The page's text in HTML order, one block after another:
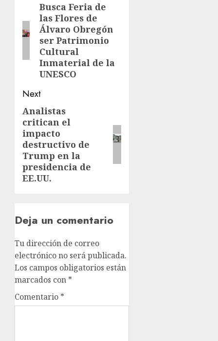
Busca Feria de
las Flores de
Álvaro Obregón
ser Patrimonio
Cultural
Inmaterial de la
UNESCO
Next
Analistas
critican el
impacto
destructivo de
Trump en la
presidencia de
EE.UU.
Deja un comentario
Tu dirección de correo
electrónico no será publicada.
Los campos obligatorios están
marcados con *
Comentario *